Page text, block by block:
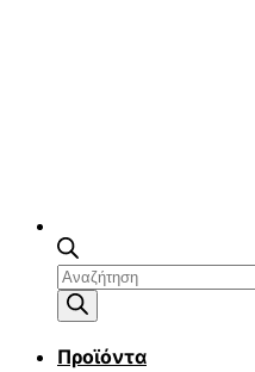
Αναζήτηση
προϊόντων
Προϊόντα